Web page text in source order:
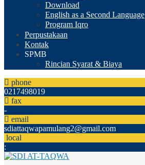
Download
English as a Second Language
Program Iqro
Perpustakaan
Kontak
SPMB
Rincian Syarat & Biaya
phone
0217498019
fax
-
email
sdiattaqwapamulang2@gmail.com
local
: